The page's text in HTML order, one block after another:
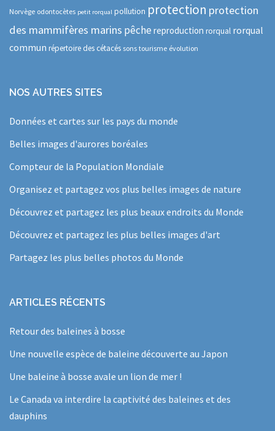
Norvège odontocètes petit rorqual pollution protection protection
des mammifères marins pêche reproduction rorqual rorqual
commun répertoire des cétacés sons tourisme évolution
NOS AUTRES SITES
Données et cartes sur les pays du monde
Belles images d'aurores boréales
Compteur de la Population Mondiale
Organisez et partagez vos plus belles images de nature
Découvrez et partagez les plus beaux endroits du Monde
Découvrez et partagez les plus belles images d'art
Partagez les plus belles photos du Monde
ARTICLES RÉCENTS
Retour des baleines à bosse
Une nouvelle espèce de baleine découverte au Japon
Une baleine à bosse avale un lion de mer !
Le Canada va interdire la captivité des baleines et des
dauphins